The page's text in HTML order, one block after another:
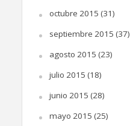
octubre 2015 (31)
septiembre 2015 (37)
agosto 2015 (23)
julio 2015 (18)
junio 2015 (28)
mayo 2015 (25)